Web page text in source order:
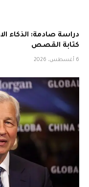
دراسة صادمة: الذكاء
كتابة القصص
6 أغسطس، 2026